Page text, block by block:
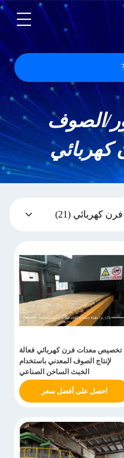
الصوف
كهربائي
كهربائي (21)
تخصيص معدات فرن كهربائي فعالة
لإنتاج الصوف المعدني باستخدام
الخبث الساخن الصناعي
احصل على أفضل سعر